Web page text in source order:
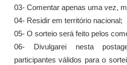
03- Comentar apenas uma vez,
04- Residir em território nacional;
05- O sorteio será feito pelos
06- Divulgarei nesta
participantes válidos para o